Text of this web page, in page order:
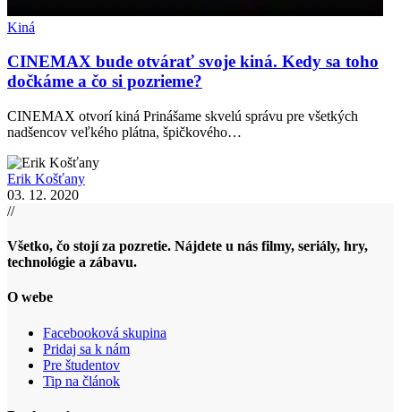
Kiná
CINEMAX bude otvárať svoje kiná. Kedy sa toho
dočkáme a čo si pozrieme?
CINEMAX otvorí kiná Prinášame skvelú správu pre všetkých
nadšencov veľkého plátna, špičkového…
Erik Košťany
03. 12. 2020
//
Všetko, čo stojí za pozretie. Nájdete u nás filmy, seriály, hry,
technológie a zábavu.
O webe
Facebooková skupina
Pridaj sa k nám
Pre študentov
Tip na článok